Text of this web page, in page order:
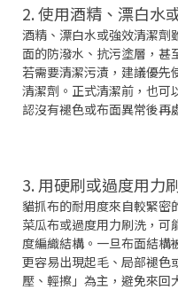
2. 使用酒精、漂白水
酒精、漂白水或強效清潔劑
面的防潑水、抗污塗層，甚
若需要清潔污漬，建議優先
清潔劑。正式清潔前，也可
認沒有褪色或布面異常後再
3. 用硬刷或過度用力
貓抓布的耐用度來自較緊密
菜瓜布或過度用力刷洗，可
度編織結構。一旦布面結構
更容易出現起毛、局部褪色
壓、輕擦」為主，避免來回